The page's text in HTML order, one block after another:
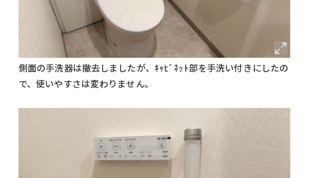
側面の手洗器は撤去しましたが、ｷｬﾋﾞﾈｯﾄ部を手洗い付きにしたの
で、使いやすさは変わりません。